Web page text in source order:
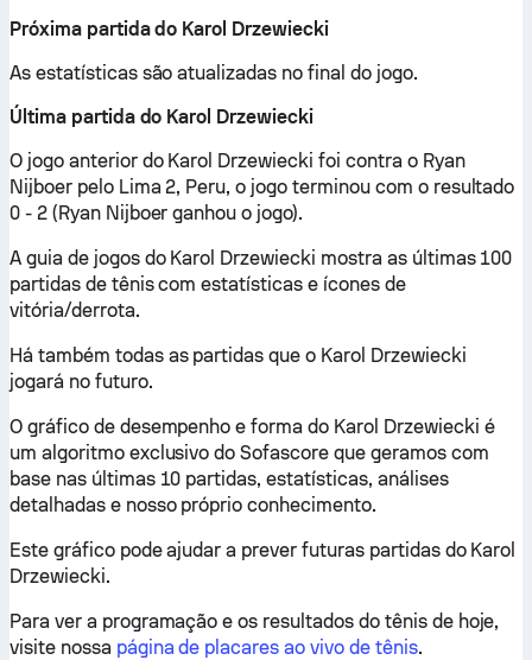
Próxima partida do Karol Drzewiecki
As estatísticas são atualizadas no final do jogo.
Última partida do Karol Drzewiecki
O jogo anterior do Karol Drzewiecki foi contra o Ryan
Nijboer pelo Lima 2, Peru, o jogo terminou com o resultado
0 - 2 (Ryan Nijboer ganhou o jogo).
A guia de jogos do Karol Drzewiecki mostra as últimas 100
partidas de tênis com estatísticas e ícones de
vitória/derrota.
Há também todas as partidas que o Karol Drzewiecki
jogará no futuro.
O gráfico de desempenho e forma do Karol Drzewiecki é
um algoritmo exclusivo do Sofascore que geramos com
base nas últimas 10 partidas, estatísticas, análises
detalhadas e nosso próprio conhecimento.
Este gráfico pode ajudar a prever futuras partidas do Karol
Drzewiecki.
Para ver a programação e os resultados do tênis de hoje,
visite nossa página de placares ao vivo de tênis.